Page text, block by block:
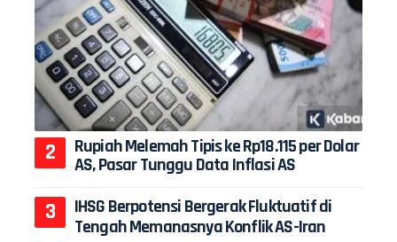
Rupiah Melemah Tipis ke Rp18.115 per Dolar
AS, Pasar Tunggu Data Inflasi AS
IHSG Berpotensi Bergerak Fluktuatif di
Tengah Memanasnya Konflik AS-Iran